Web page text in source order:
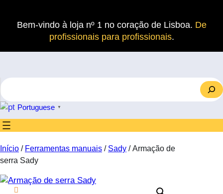
Bem-vindo à loja nº 1 no coração de Lisboa. De
profissionais para profissionais.
S
e
a
r
c
Portuguese ▼
Início / Ferramentas manuais / Sady / Armação de
serra Sady